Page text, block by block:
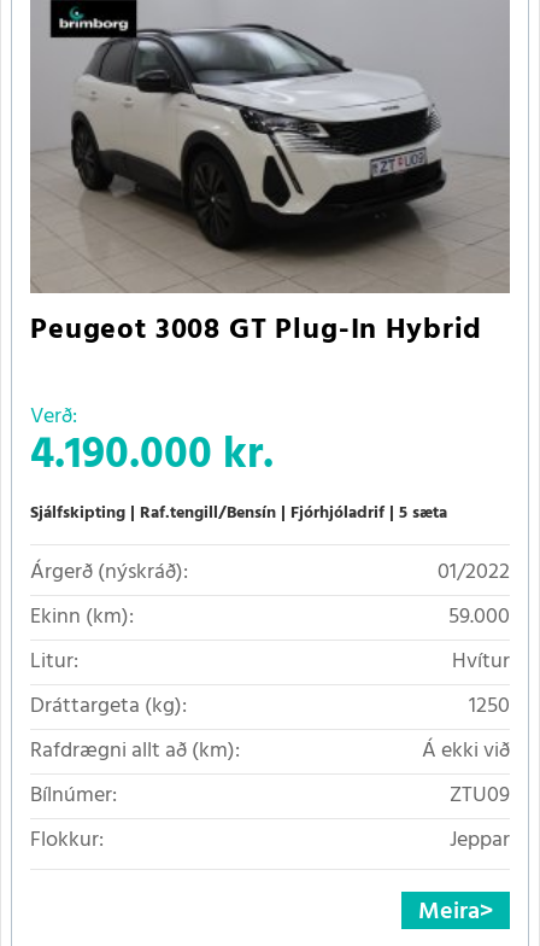
Peugeot 3008 GT Plug-In Hybrid
Verð:
4.190.000 kr.
Sjálfskipting Raf.tengill/Bensín Fjórhjóladrif 5 sæta
Árgerð (nýskráð):
01/2022
Ekinn (km):
59.000
Litur:
Hvítur
Dráttargeta (kg):
1250
Rafdrægni allt að (km):
Á ekki við
Bílnúmer:
ZTU09
Flokkur:
Jeppar
Meira